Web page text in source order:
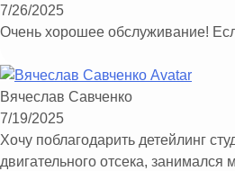
7/26/2025
Очень хорошее обслуживание!
Вячеслав Савченко
7/19/2025
Хочу поблагодарить детейлинг
двигательного отсека,